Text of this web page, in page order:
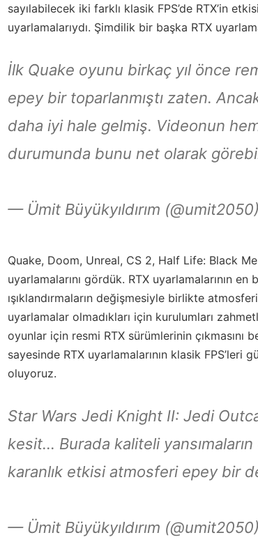
sayılabilecek iki farklı klasik FPS’de RTX’in
uyarlamalarıydı. Şimdilik bir başka RTX
İlk Quake oyunu birkaç yıl önce
epey bir toparlanmıştı zaten.
daha iyi hale gelmiş. Videonun
durumunda bunu net olarak
— Ümit Büyükyıldırım (@umit2050)
Quake, Doom, Unreal, CS 2, Half Life: Black
uyarlamalarını gördük. RTX uyarlamalarının
ışıklandırmaların değişmesiyle birlikte
uyarlamalar olmadıkları için kurulumları
oyunlar için resmi RTX sürümlerinin
sayesinde RTX uyarlamalarının klasik
oluyoruz.
Star Wars Jedi Knight II: Jedi
kesit… Burada kaliteli
karanlık etkisi atmosferi epey bir
— Ümit Büyükyıldırım (@umit2050)